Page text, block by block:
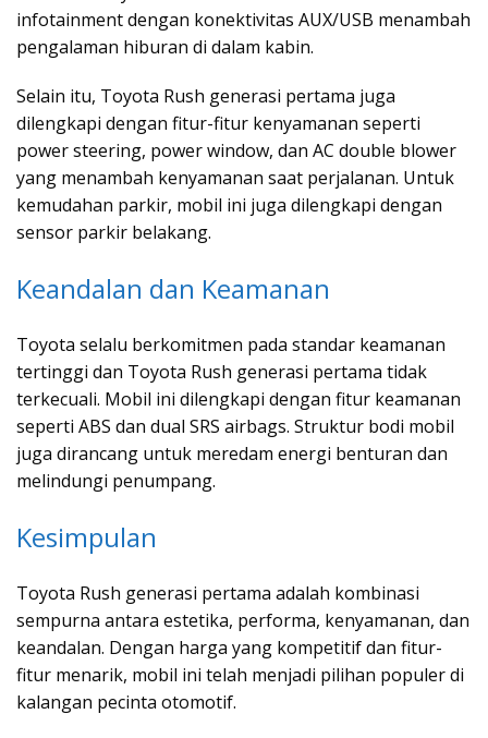
infotainment dengan konektivitas AUX/USB menambah
pengalaman hiburan di dalam kabin.
Selain itu, Toyota Rush generasi pertama juga
dilengkapi dengan fitur-fitur kenyamanan seperti
power steering, power window, dan AC double blower
yang menambah kenyamanan saat perjalanan. Untuk
kemudahan parkir, mobil ini juga dilengkapi dengan
sensor parkir belakang.
Keandalan dan Keamanan
Toyota selalu berkomitmen pada standar keamanan
tertinggi dan Toyota Rush generasi pertama tidak
terkecuali. Mobil ini dilengkapi dengan fitur keamanan
seperti ABS dan dual SRS airbags. Struktur bodi mobil
juga dirancang untuk meredam energi benturan dan
melindungi penumpang.
Kesimpulan
Toyota Rush generasi pertama adalah kombinasi
sempurna antara estetika, performa, kenyamanan, dan
keandalan. Dengan harga yang kompetitif dan fitur-
fitur menarik, mobil ini telah menjadi pilihan populer di
kalangan pecinta otomotif.